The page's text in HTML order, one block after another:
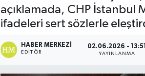
açıklamada, CHP İstanbul
ifadeleri sert sözlerle
HABER MERKEZI
EDITÖR
02.06.2026 - 13:51
YAYINLANMA